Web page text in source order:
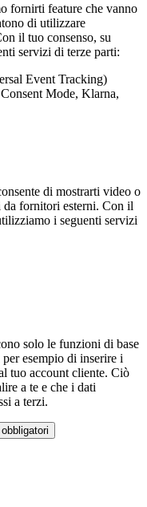
fornirti feature che vanno
di utilizzare
il tuo consenso, su
servizi di terze parti:
Event Tracking)
Mode, Klarna,
di mostrarti video o
fornitori esterni. Con il
i seguenti servizi
solo le funzioni di base
esempio di inserire i
tuo account cliente. Ciò
a te e che i dati
a terzi.